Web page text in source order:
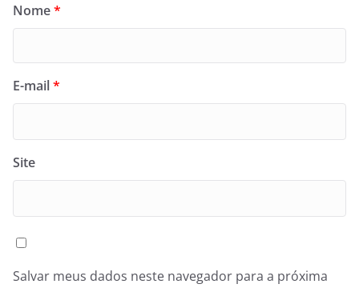
Nome*
E-mail*
Site
Salvar meus dados neste navegador para a próxima